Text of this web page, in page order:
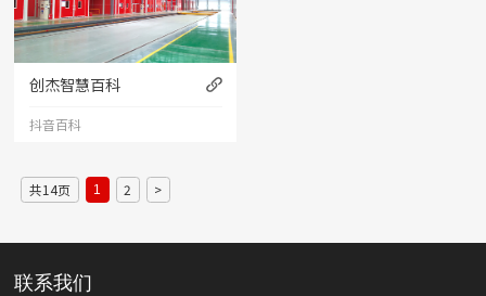
创杰智慧百科
抖音百科
共14页 1 2 >
联系我们